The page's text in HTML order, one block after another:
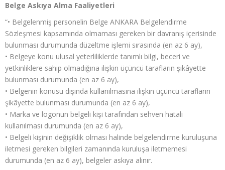
Belge Askıya Alma Faaliyetleri
“• Belgelenmiş personelin Belge ANKARA Belgelendirme
Sözleşmesi kapsamında olmaması gereken bir davranış içerisinde
bulunması durumunda düzeltme işlemi sırasında (en az 6 ay),
• Belgeye konu ulusal yeterliliklerde tanımlı bilgi, beceri ve
yetkinliklere sahip olmadığına ilişkin üçüncü tarafların şikâyette
bulunması durumunda (en az 6 ay),
• Belgenin konusu dışında kullanılmasına ilişkin üçüncü tarafların
şikâyette bulunması durumunda (en az 6 ay),
• Marka ve logonun belgeli kişi tarafından sehven hatalı
kullanılması durumunda (en az 6 ay),
• Belgeli kişinin değişiklik olması halinde belgelendirme kuruluşuna
iletmesi gereken bilgileri zamanında kuruluşa iletmemesi
durumunda (en az 6 ay), belgeler askıya alınır.